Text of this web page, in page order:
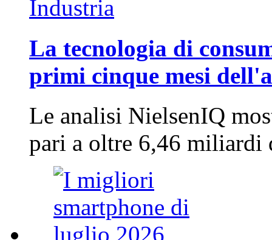
Industria
La tecnologia di
primi cinque mesi
Le analisi NielsenIQ
pari a oltre 6,46